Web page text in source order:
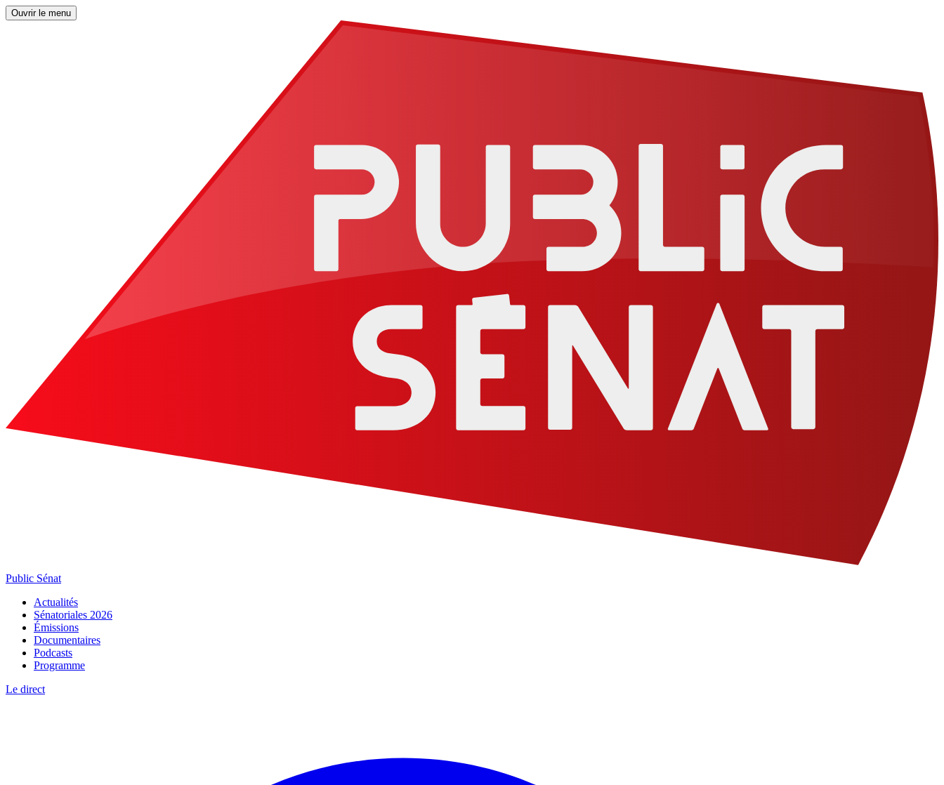
Ouvrir le menu
Public Sénat
Actualités
Sénatoriales 2026
Émissions
Documentaires
Podcasts
Programme
Le direct